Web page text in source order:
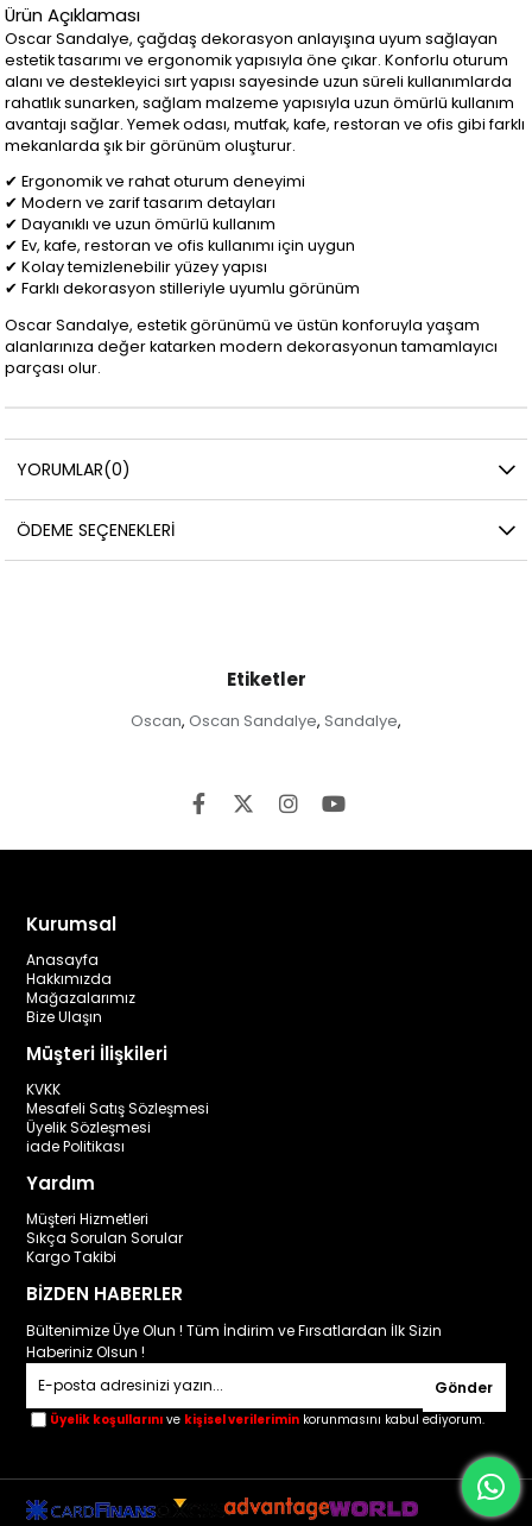
Ürün Açıklaması
Oscar Sandalye, çağdaş dekorasyon anlayışına uyum sağlayan
estetik tasarımı ve ergonomik yapısıyla öne çıkar. Konforlu oturum
alanı ve destekleyici sırt yapısı sayesinde uzun süreli kullanımlarda
rahatlık sunarken, sağlam malzeme yapısıyla uzun ömürlü kullanım
avantajı sağlar. Yemek odası, mutfak, kafe, restoran ve ofis gibi farklı
mekanlarda şık bir görünüm oluşturur.
✔ Ergonomik ve rahat oturum deneyimi
✔ Modern ve zarif tasarım detayları
✔ Dayanıklı ve uzun ömürlü kullanım
✔ Ev, kafe, restoran ve ofis kullanımı için uygun
✔ Kolay temizlenebilir yüzey yapısı
✔ Farklı dekorasyon stilleriyle uyumlu görünüm
Oscar Sandalye, estetik görünümü ve üstün konforuyla yaşam
alanlarınıza değer katarken modern dekorasyonun tamamlayıcı
parçası olur.
YORUMLAR(0)
ÖDEME SEÇENEKLERI
Etiketler
Oscan, Oscan Sandalye, Sandalye,
Kurumsal
Anasayfa
Hakkımızda
Mağazalarımız
Bize Ulaşın
Müşteri İlişkileri
KVKK
Mesafeli Satış Sözleşmesi
Üyelik Sözleşmesi
iade Politikası
Yardım
Müşteri Hizmetleri
Sıkça Sorulan Sorular
Kargo Takibi
BİZDEN HABERLER
Bültenimize Üye Olun ! Tüm İndirim ve Fırsatlardan İlk Sizin
Haberiniz Olsun !
Gönder
Üyelik koşullarını ve kişisel verilerimin korunmasını kabul ediyorum.